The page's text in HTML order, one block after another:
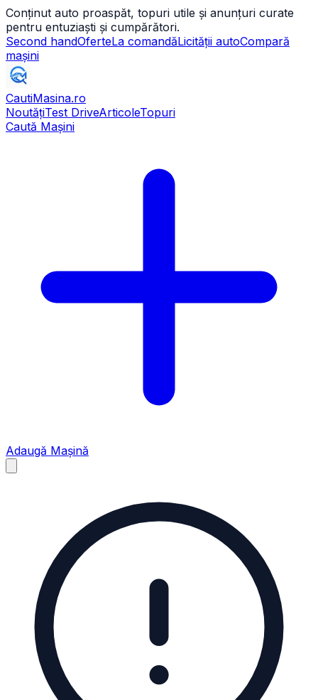
Conținut auto proaspăt, topuri utile și anunțuri curate
pentru entuziaști și cumpărători.
Second handOferteLa comandăLicității autoCompară
mașini
CautiMasina.ro
NoutățiTest DriveArticoleTopuri
Caută Mașini
Adaugă Mașină